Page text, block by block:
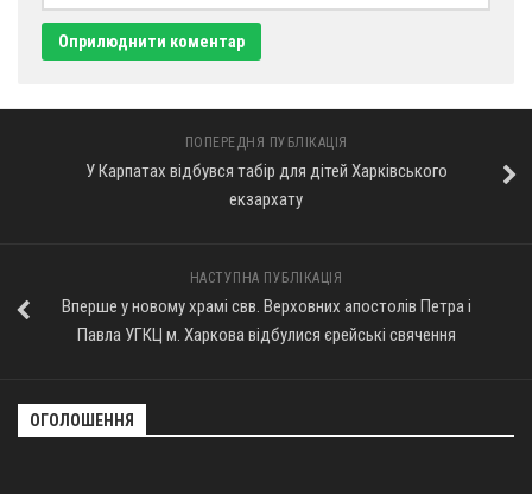
ПОПЕРЕДНЯ ПУБЛІКАЦІЯ
У Карпатах відбувся табір для дітей Харківського
екзархату
НАСТУПНА ПУБЛІКАЦІЯ
Вперше у новому храмі свв. Верховних апостолів Петра і
Павла УГКЦ м. Харкова відбулися єрейські свячення
ОГОЛОШЕННЯ